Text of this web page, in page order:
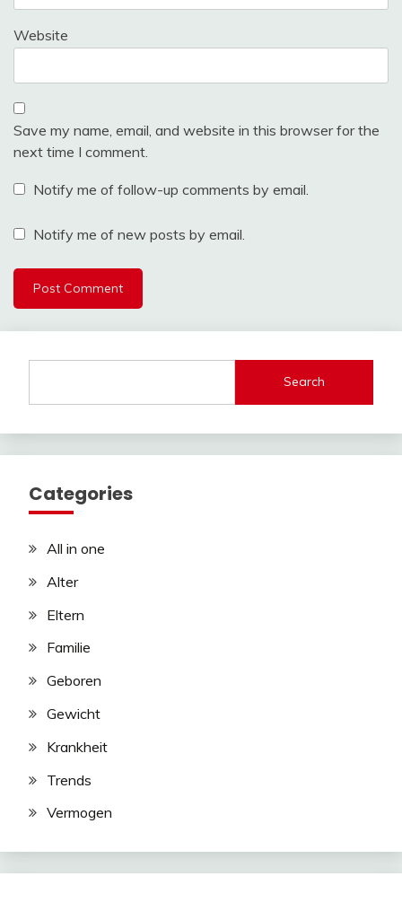
Website
Save my name, email, and website in this browser for the
next time I comment.
Notify me of follow-up comments by email.
Notify me of new posts by email.
Search
Categories
All in one
Alter
Eltern
Familie
Geboren
Gewicht
Krankheit
Trends
Vermogen